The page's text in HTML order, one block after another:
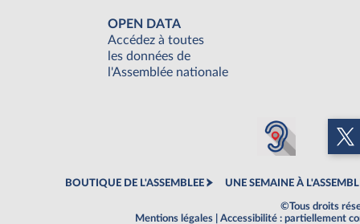
OPEN DATA
Accédez à toutes
les données de
l'Assemblée nationale
BOUTIQUE DE L'ASSEMBLEE UNE SEMAINE À
©Tous droits
Mentions légales
Accessibilité : partiellement